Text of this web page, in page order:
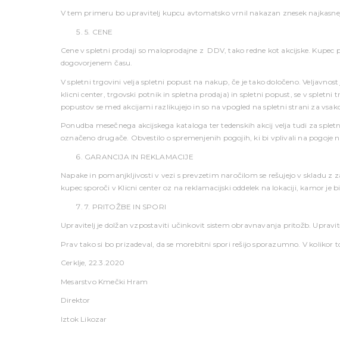
V tem primeru bo upravitelj kupcu avtomatsko vrnil nakazan znesek
5. CENE
Cene v spletni prodaji so maloprodajne z DDV, tako redne kot akcijske.
dogovorjenem času.
V spletni trgovini velja spletni popust na nakup, če je tako določeno.
klicni center, trgovski potnik in spletna prodaja) in spletni popust, se v
popustov se med akcijami razlikujejo in so na vpogled na spletni strani za
Ponudba mesečnega akcijskega kataloga ter tedenskih akcij velja tudi za
označeno drugače. Obvestilo o spremenjenih pogojih, ki bi vplivali na pogoje
GARANCIJA IN REKLAMACIJE
Napake in pomanjkljivosti v vezi s prevzetim naročilom se rešujejo v skladu z
kupec sporoči v Klicni center oz na reklamacijski oddelek na lokaciji, kamor je
7. PRITOŽBE IN SPORI
Upravitelj je dolžan vzpostaviti učinkovit sistem obravnavanja pritožb.
Prav tako si bo prizadeval, da se morebitni spori rešijo sporazumno. V kolikor
Cerklje, 22.3.2020
Mesarstvo Kmečki Hram
Direktor
Iztok Likozar